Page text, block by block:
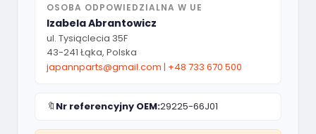
OSOBA ODPOWIEDZIALNA W UE
Izabela Abrantowicz
ul. Tysiąclecia 35F
43-241 Łąka, Polska
japannparts@gmail.com | +48 733 670 500
🔖 Nr referencyjny OEM:29225-66J01